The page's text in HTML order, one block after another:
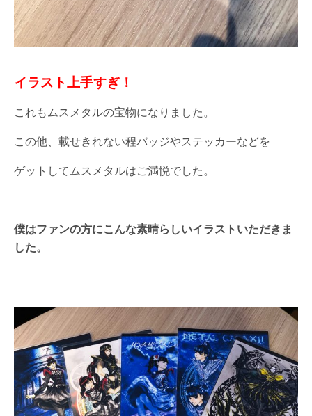
イラスト上手すぎ！
これもムスメタルの宝物になりました。
この他、載せきれない程バッジやステッカーなどを
ゲットしてムスメタルはご満悦でした。
僕はファンの方にこんな素晴らしいイラストいただきま
した。